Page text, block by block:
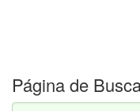
Página de